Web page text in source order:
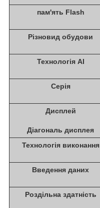
пам'ять Flash
Різновид обудови
Технологія AI
Серія
Дисплей
Діагональ дисплея
Технологія виконання
Введення даних
Роздільна здатність